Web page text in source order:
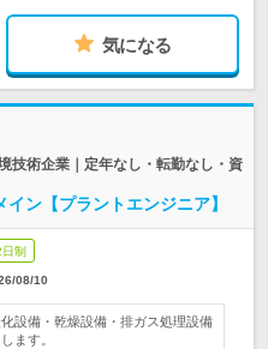
気になる
技術企業｜定年なし・転勤なし・資
ン【プラントエンジニア】
制
08/10
設備・乾燥設備・排ガス処理設備
ます。